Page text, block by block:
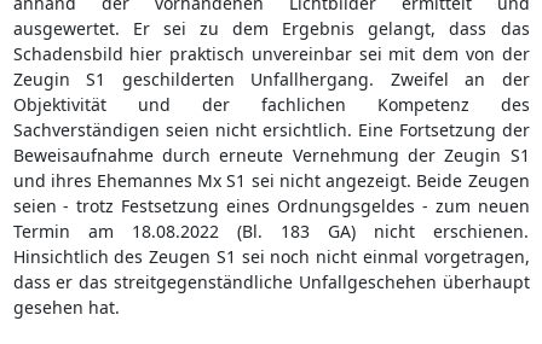
ausgewertet. Er sei zu dem Ergebnis gelangt, dass das
Schadensbild hier praktisch unvereinbar sei mit dem von der
Zeugin S1 geschilderten Unfallhergang. Zweifel an der
Objektivität und der fachlichen Kompetenz des
Sachverständigen seien nicht ersichtlich. Eine Fortsetzung der
Beweisaufnahme durch erneute Vernehmung der Zeugin S1
und ihres Ehemannes Mx S1 sei nicht angezeigt. Beide Zeugen
seien - trotz Festsetzung eines Ordnungsgeldes - zum neuen
Termin am 18.08.2022 (Bl. 183 GA) nicht erschienen.
Hinsichtlich des Zeugen S1 sei noch nicht einmal vorgetragen,
dass er das streitgegenständliche Unfallgeschehen überhaupt
gesehen hat.